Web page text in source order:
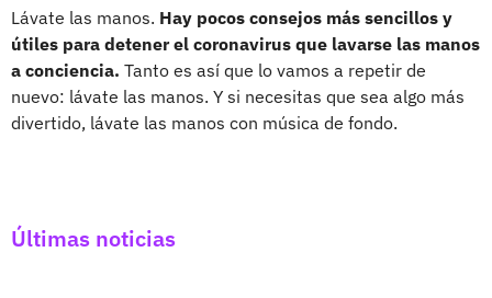
Lávate las manos. Hay pocos consejos más sencillos y
útiles para detener el coronavirus que lavarse las manos
a conciencia. Tanto es así que lo vamos a repetir de
nuevo: lávate las manos. Y si necesitas que sea algo más
divertido, lávate las manos con música de fondo.
Últimas noticias